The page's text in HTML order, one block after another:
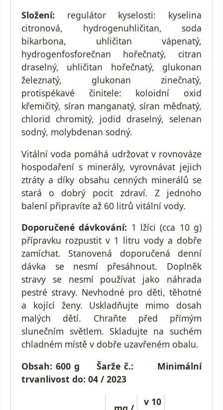
Složení: regulátor kyselosti: kyselina
citronová, hydrogenuhličitan, soda
bikarbona, uhličitan vápenatý,
hydrogenfosforečnan hořečnatý, citran
draselný, uhličitan hořečnatý, glukonan
železnatý, glukonan zinečnatý,
protispékavé činitele: koloidní oxid
křemičitý, síran manganatý, síran měďnatý,
chlorid chromitý, jodid draselný, selenan
sodný, molybdenan sodný.
Vitální voda pomáhá udržovat v rovnováze
hospodaření s minerály, vyrovnávat jejich
ztráty a díky obsahu cenných minerálů se
stará o dobrý pocit zdraví. Z jednoho
balení připravíte až 60 litrů vitální vody.
Doporučené dávkování: 1 lžíci (cca 10 g)
přípravku rozpustit v 1 litru vody a dobře
zamíchat. Stanovená doporučená denní
dávka se nesmí přesáhnout. Doplněk
stravy se nesmí používat jako náhrada
pestré stravy. Nevhodné pro děti, těhotné
a kojící ženy. Uskladňujte mimo dosah
malých dětí. Chraňte před přímým
slunečním světlem. Skladujte na suchém
chladném místě v dobře uzavřeném obalu.
Obsah: 600 g Šarže č.: Minimální
trvanlivost do: 04 / 2023
v 10